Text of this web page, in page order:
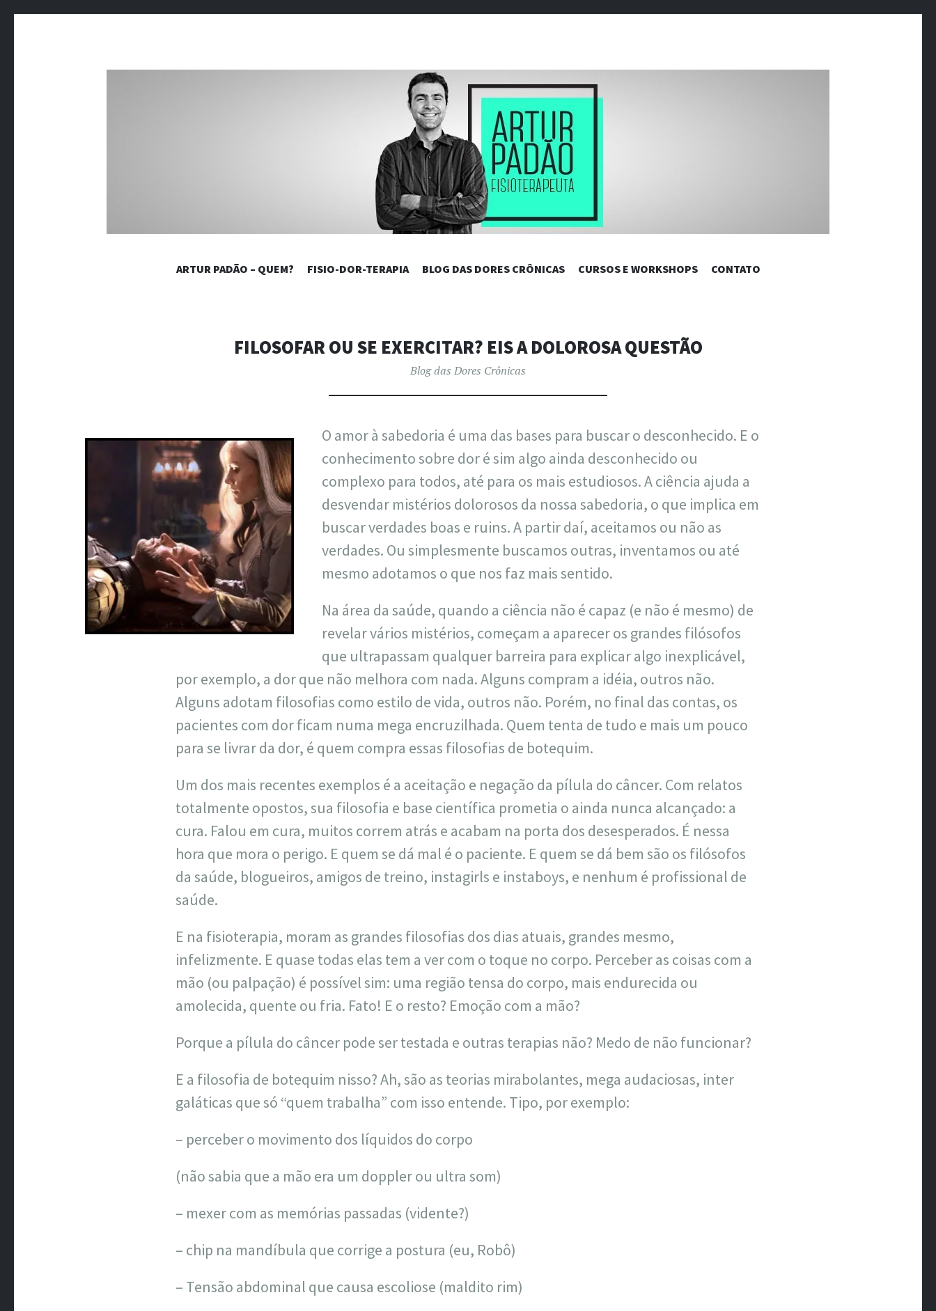
BLOG DAS DORES CRÔNICAS |
ARTUR PADÃO
Crônicas sobre dores crônicas.
PULAR
ARTUR PADÃO – QUEM? FISIO-DOR-TERAPIA BLOG DAS DORES CRÔNICAS CURSOS E WORKSHOPS CONTATO
FILOSOFAR OU SE EXERCITAR? EIS A DOLOROSA QUESTÃO
Blog das Dores Crônicas
O amor à sabedoria é uma das bases para buscar o desconhecido. E o
conhecimento sobre dor é sim algo ainda desconhecido ou
complexo para todos, até para os mais estudiosos. A ciência ajuda a
desvendar mistérios dolorosos da nossa sabedoria, o que implica em
buscar verdades boas e ruins. A partir daí, aceitamos ou não as
verdades. Ou simplesmente buscamos outras, inventamos ou até
mesmo adotamos o que nos faz mais sentido.
Na área da saúde, quando a ciência não é capaz (e não é mesmo) de
revelar vários mistérios, começam a aparecer os grandes filósofos
que ultrapassam qualquer barreira para explicar algo inexplicável,
por exemplo, a dor que não melhora com nada. Alguns compram a idéia, outros não.
Alguns adotam filosofias como estilo de vida, outros não. Porém, no final das contas, os
pacientes com dor ficam numa mega encruzilhada. Quem tenta de tudo e mais um pouco
para se livrar da dor, é quem compra essas filosofias de botequim.
Um dos mais recentes exemplos é a aceitação e negação da pílula do câncer. Com relatos
totalmente opostos, sua filosofia e base científica prometia o ainda nunca alcançado: a
cura. Falou em cura, muitos correm atrás e acabam na porta dos desesperados. É nessa
hora que mora o perigo. E quem se dá mal é o paciente. E quem se dá bem são os filósofos
da saúde, blogueiros, amigos de treino, instagirls e instaboys, e nenhum é profissional de
saúde.
E na fisioterapia, moram as grandes filosofias dos dias atuais, grandes mesmo,
infelizmente. E quase todas elas tem a ver com o toque no corpo. Perceber as coisas com a
mão (ou palpação) é possível sim: uma região tensa do corpo, mais endurecida ou
amolecida, quente ou fria. Fato! E o resto? Emoção com a mão?
Porque a pílula do câncer pode ser testada e outras terapias não? Medo de não funcionar?
E a filosofia de botequim nisso? Ah, são as teorias mirabolantes, mega audaciosas, inter
galáticas que só “quem trabalha” com isso entende. Tipo, por exemplo:
– perceber o movimento dos líquidos do corpo
(não sabia que a mão era um doppler ou ultra som)
– mexer com as memórias passadas (vidente?)
– chip na mandíbula que corrige a postura (eu, Robô)
– Tensão abdominal que causa escoliose (maldito rim)